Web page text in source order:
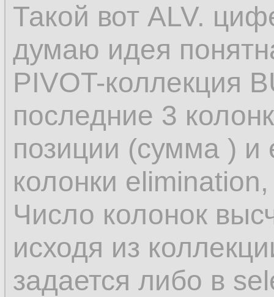
Такой вот ALV.
думаю идея
PIVOT-коллекция
последние 3
позиции (сумма ) и
колонки
Число колонок
исходя из
задается либо в